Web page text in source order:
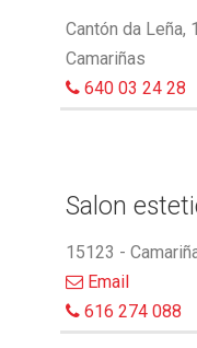
Cantón da Leña,
Camariñas
640 03 24 28
Salon
15123 -
Email
616 274 088